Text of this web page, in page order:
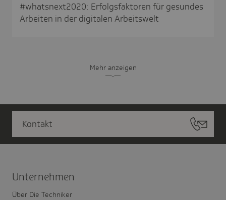
#whatsnext2020: Erfolgsfaktoren für gesundes
Arbeiten in der digitalen Arbeitswelt
Mehr anzeigen
Kontakt
Unter­nehmen
Über Die Techniker